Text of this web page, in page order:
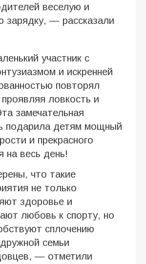
веселую и
зарядку, — рассказали
участник с
и искренней
повторял
ловкость и
замечательная
подарила детям мощный
и прекрасного
на весь день!
что такие
не только
здоровье и
любовь к спорту, но
сплочению
семьи
— отметили